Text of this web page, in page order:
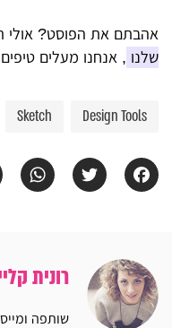
אהבתם את הפוסט? אולי
שלנו , אנחנו מעלים
Design Tools
Sketch
רונית
שותפה